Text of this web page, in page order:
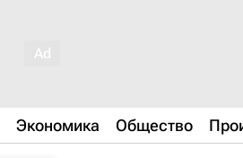
Экономика Общество